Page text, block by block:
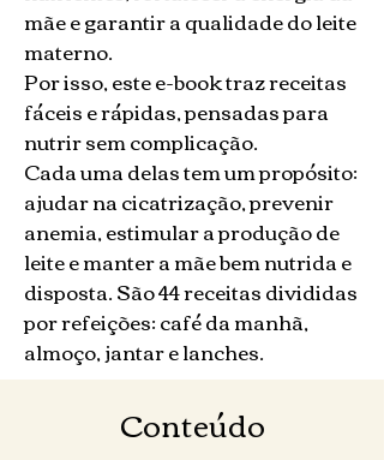
mãe e garantir a qualidade do leite
materno.
Por isso, este e-book traz receitas
fáceis e rápidas, pensadas para
nutrir sem complicação.
Cada uma delas tem um propósito:
ajudar na cicatrização, prevenir
anemia, estimular a produção de
leite e manter a mãe bem nutrida e
disposta.São 44 receitas divididas
por refeições: café da manhã,
almoço, jantar e lanches.​
Conteúdo